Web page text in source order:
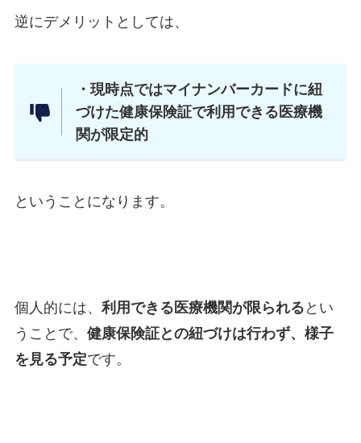
逆にデメリットとしては、
・現時点ではマイナンバーカードに紐
づけた健康保険証で利用できる医療機
関が限定的
ということになります。
個人的には、 利用できる医療機関が限られる とい
うことで、 健康保険証との紐づけは行わず、様子
を見る予定です。